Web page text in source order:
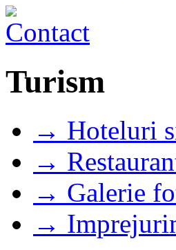
Turism
→ Hoteluri
→
→ Galerie
→